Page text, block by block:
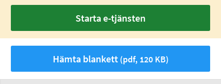
Starta e-tjänsten
Hämta blankett(pdf, 120 KB)